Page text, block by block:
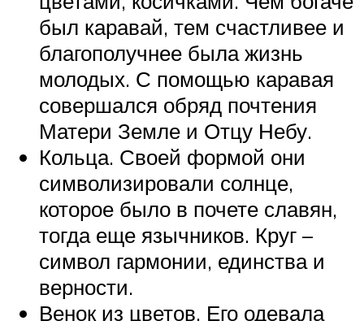
был каравай, тем счастливее и
благополучнее была жизнь
молодых. С помощью каравая
совершался обряд почтения
Матери Земле и Отцу Небу.
Кольца. Своей формой они
символизировали солнце,
которое было в почете славян,
тогда еще язычников. Круг –
символ гармонии, единства и
верности.
Венок из цветов. Его одевала